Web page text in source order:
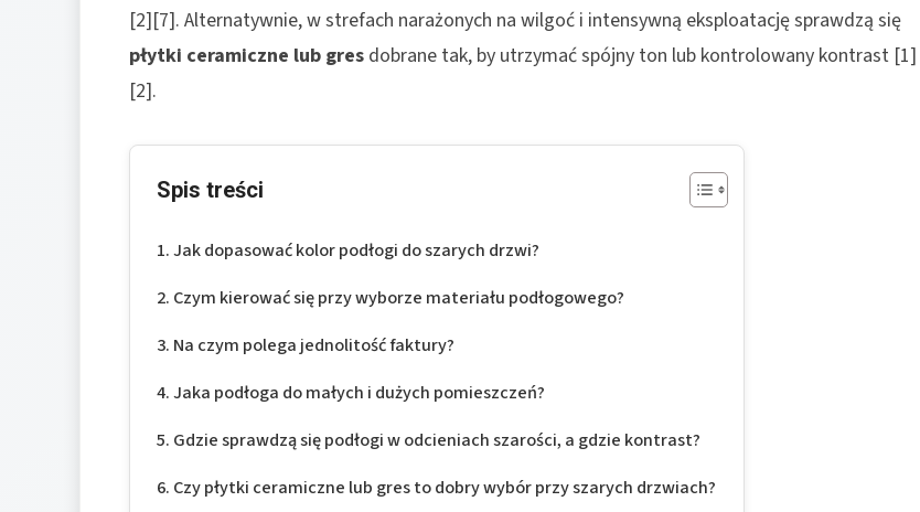
[2][7]. Alternatywnie, w strefach narażonych na wilgoć i intensywną eksploatację sprawdzą się
płytki ceramiczne lub gres dobrane tak, by utrzymać spójny ton lub kontrolowany kontrast [1]
[2].
Spis treści
Jak dopasować kolor podłogi do szarych drzwi?
Czym kierować się przy wyborze materiału podłogowego?
Na czym polega jednolitość faktury?
Jaka podłoga do małych i dużych pomieszczeń?
Gdzie sprawdzą się podłogi w odcieniach szarości, a gdzie kontrast?
Czy płytki ceramiczne lub gres to dobry wybór przy szarych drzwiach?